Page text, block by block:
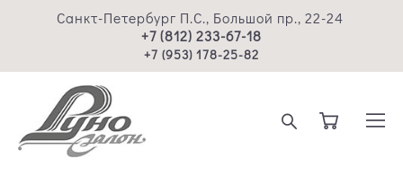
Санкт-Петербург П.С., Большой пр., 22-24
+7 (812) 233-67-18
+7 (953) 178-25-82